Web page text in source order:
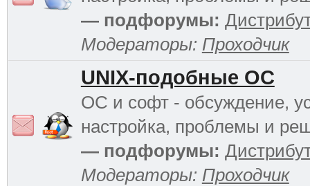
— подфорумы:
Модераторы: Проходчик
UNIX-подобные ОС
ОС и софт - обсуждение,
настройка, проблемы и
— подфорумы:
Модераторы: Проходчик